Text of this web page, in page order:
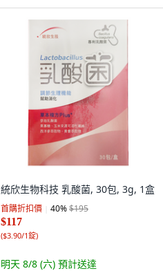
統欣生物科技 乳酸菌, 30包, 3g, 1盒
首購折扣價 40%$195
$117
($3.90/1錠)
明天 8/8 (六) 預計送達